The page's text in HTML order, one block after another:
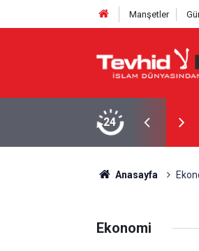
Manşetler
24
yeni bir marka ismi buldu!
Anasayfa
Ekonomi